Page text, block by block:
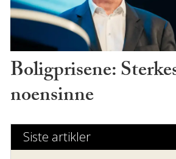
Boligprisene:
noensinne
Siste artikler